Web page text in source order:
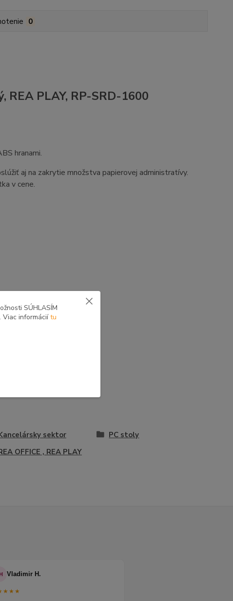
0
PLAY, RP-SRD-1600
hranami.
aj na zakrytie množstva papierovej administratívy.
v cene.
sektor
PC stoly
OFFICE , REA PLAY
Vladimir H.
SÚHLASÍM
Viac informáciítu